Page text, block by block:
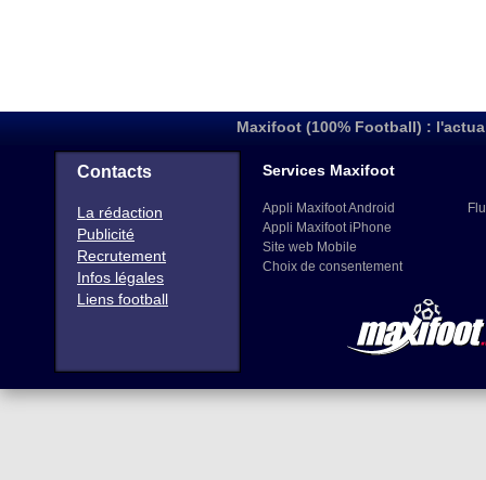
Maxifoot (100% Football) :
Contacts
La rédaction
Publicité
Recrutement
Infos légales
Liens football
Services Maxifoot
Appli Maxifoot Android
Appli Maxifoot iPhone
Site web Mobile
Choix de consentement